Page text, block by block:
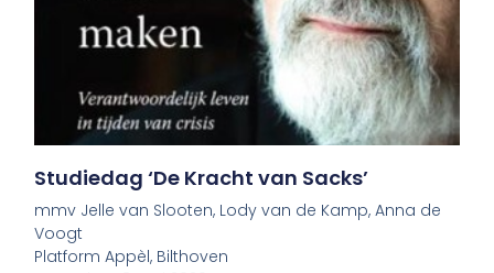
Studiedag ‘De Kracht van Sacks’
mmv Jelle van Slooten, Lody van de Kamp, Anna de
Voogt
Platform Appèl, Bilthoven